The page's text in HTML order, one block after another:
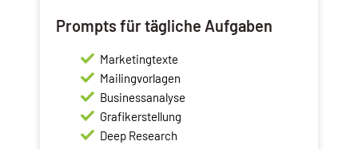
Prompts für tägliche Aufgaben
Marketingtexte
Mailingvorlagen
Businessanalyse
Grafikerstellung
Deep Research